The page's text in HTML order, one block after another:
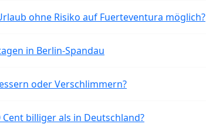
ohne Risiko auf Fuerteventura möglich?
in Berlin-Spandau
oder Verschlimmern?
billiger als in Deutschland?